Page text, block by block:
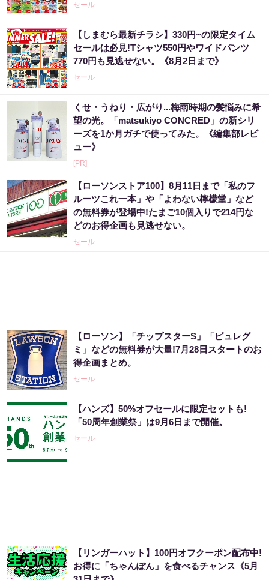
セール
【しまむら最新チラシ】330円~の限定タイム
セールは必見!Tシャツ550円やワイドパンツ
770円も見逃せない。《8月2日まで》
セール
くせ・うねり・広がり...梅雨時期の髪悩みに希
望の光。「matsukiyo CONCRED」の新シリ
ーズを1か月ガチで使ってみた。《編集部レビ
ュー》
[PR]
【ローソンストア100】8月11日まで「私のフ
ルーツこれ一本」や「よわない檸檬堂」など
の無料券が登場中!たまご10個入りで214円な
どのお得企画も見逃せない。
セール
【ローソン】「チップスターS」「ピュレグ
ミ」などの無料券が大量!7月28日スタートのお
得企画まとめ。
セール
【ハンズ】50%オフセールに限定セットも!
「50周年創業祭」は9月6日まで開催。
セール
【リンガーハット】100円オフクーポン配布中!
お得に「ちゃんぽん」を食べるチャンス《5月